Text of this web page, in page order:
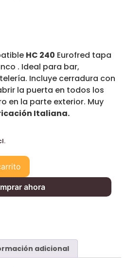
HC 240 Eurofred tapa
. Ideal para bar,
Incluye cerradura con
la puerta en todos los
en la parte exterior. Muy
Italiana.
ahora
adicional